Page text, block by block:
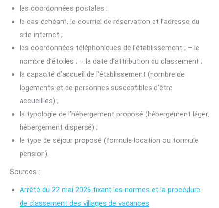
les coordonnées postales ;
le cas échéant, le courriel de réservation et l’adresse du
site internet ;
les coordonnées téléphoniques de l’établissement ; – le
nombre d’étoiles ; – la date d’attribution du classement ;
la capacité d’accueil de l’établissement (nombre de
logements et de personnes susceptibles d’être
accueillies) ;
la typologie de l’hébergement proposé (hébergement léger,
hébergement dispersé) ;
le type de séjour proposé (formule location ou formule
pension).
Sources :
Arrêté du 22 mai 2026 fixant les normes et la procédure
de classement des villages de vacances